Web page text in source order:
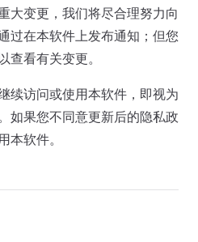
大变更，我们将尽合理努力向
过在本软件上发布通知；但您
查看有关变更。
续访问或使用本软件，即视为
如果您不同意更新后的隐私政
本软件。